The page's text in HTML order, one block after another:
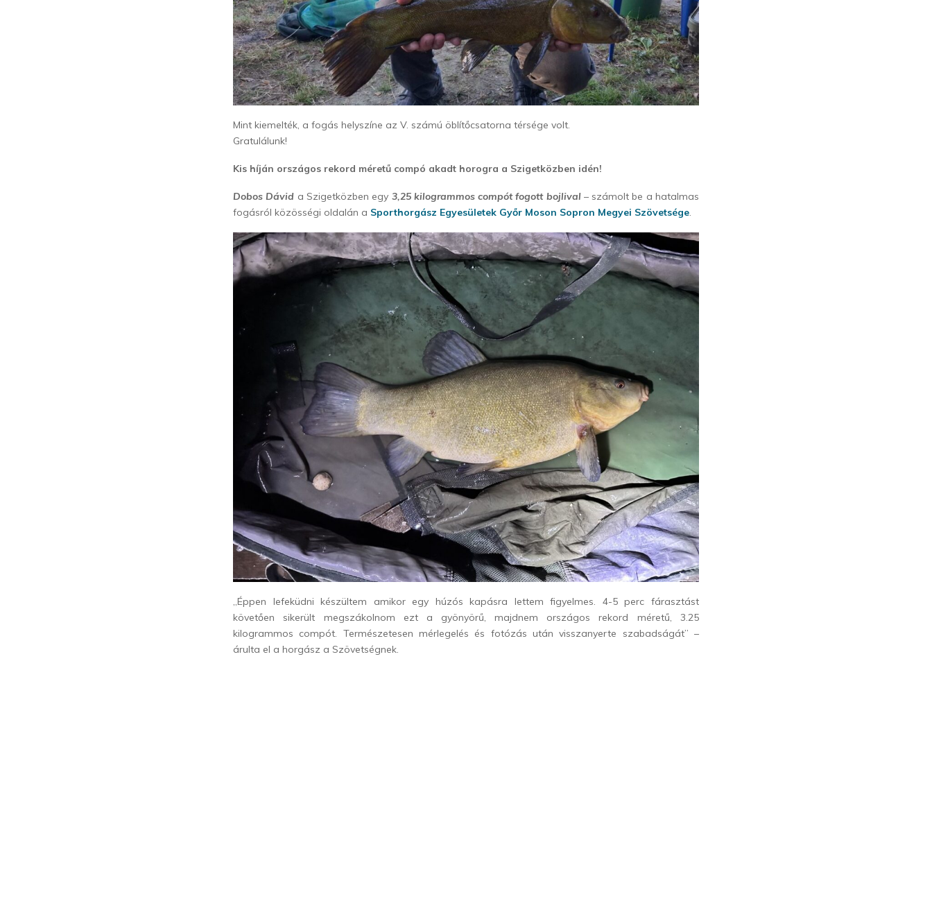
Mint kiemelték, a fogás helyszíne az V. számú öblítőcsatorna térsége volt.
Gratulálunk!
Kis híján országos rekord méretű compó akadt horogra a Szigetközben idén!
Dobos Dávid a Szigetközben egy 3,25 kilogrammos compót fogott bojlival– számolt be a hatalmas
fogásról közösségi oldalán a Sporthorgász Egyesületek Győr Moson Sopron Megyei Szövetsége.
„Éppen lefeküdni készültem amikor egy húzós kapásra lettem figyelmes. 4-5 perc fárasztást
követően sikerült megszákolnom ezt a gyönyörű, majdnem országos rekord méretű, 3.25
kilogrammos compót. Természetesen mérlegelés és fotózás után visszanyerte szabadságát” –
árulta el a horgász a Szövetségnek.